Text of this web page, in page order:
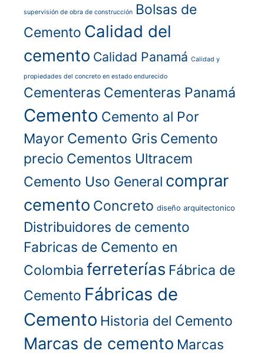
supervisión de obra de construcción Bolsas de
Cemento Calidad del
cemento Calidad Panamá Calidad y
propiedades del concreto en estado endurecido
Cementeras Cementeras Panamá
Cemento Cemento al Por
Mayor Cemento Gris Cemento
precio Cementos Ultracem
Cemento Uso General comprar
cemento Concreto diseño arquitectonico
Distribuidores de cemento
Fabricas de Cemento en
Colombia ferreterías Fábrica de
Cemento Fábricas de
Cemento Historia del Cemento
Marcas de cemento Marcas